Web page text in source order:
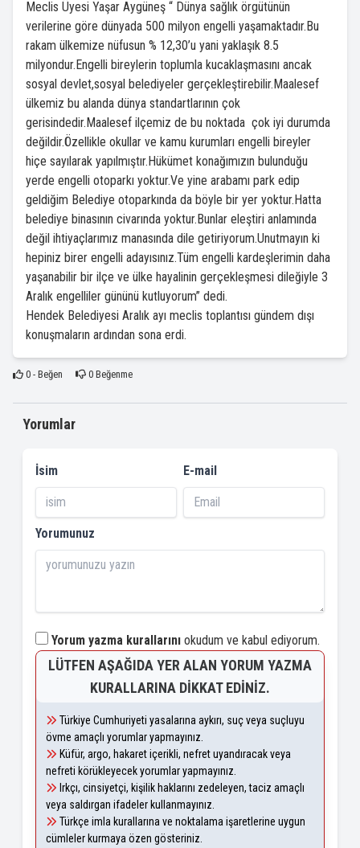
Meclis Üyesi Yaşar Aygüneş “ Dünya sağlık örgütünün
verilerine göre dünyada 500 milyon engelli yaşamaktadır.Bu
rakam ülkemize nüfusun % 12,30’u yani yaklaşık 8.5
milyondur.Engelli bireylerin toplumla kucaklaşmasını ancak
sosyal devlet,sosyal belediyeler gerçekleştirebilir.Maalesef
ülkemiz bu alanda dünya standartlarının çok
gerisindedir.Maalesef ilçemiz de bu noktada çok iyi durumda
değildir.Özellikle okullar ve kamu kurumları engelli bireyler
hiçe sayılarak yapılmıştır.Hükümet konağımızın bulunduğu
yerde engelli otoparkı yoktur.Ve yine arabamı park edip
geldiğim Belediye otoparkında da böyle bir yer yoktur.Hatta
belediye binasının civarında yoktur.Bunlar eleştiri anlamında
değil ihtiyaçlarımız manasında dile getiriyorum.Unutmayın ki
hepiniz birer engelli adayısınız.Tüm engelli kardeşlerimin daha
yaşanabilir bir ilçe ve ülke hayalinin gerçekleşmesi dileğiyle 3
Aralık engelliler gününü kutluyorum” dedi.
Hendek Belediyesi Aralık ayı meclis toplantısı gündem dışı
konuşmaların ardından sona erdi.
0- Beğen 0Beğenme
Yorumlar
İsim E-mail
Yorumunuz
Yorum yazma kurallarını okudum ve kabul ediyorum.
LÜTFEN AŞAĞIDA YER ALAN YORUM YAZMA
KURALLARINA DIKKAT EDINIZ.
Türkiye Cumhuriyeti yasalarına aykırı, suç veya suçluyu
övme amaçlı yorumlar yapmayınız.
Küfür, argo, hakaret içerikli, nefret uyandıracak veya
nefreti körükleyecek yorumlar yapmayınız.
Irkçı, cinsiyetçi, kişilik haklarını zedeleyen, taciz amaçlı
veya saldırgan ifadeler kullanmayınız.
Türkçe imla kurallarına ve noktalama işaretlerine uygun
cümleler kurmaya özen gösteriniz.